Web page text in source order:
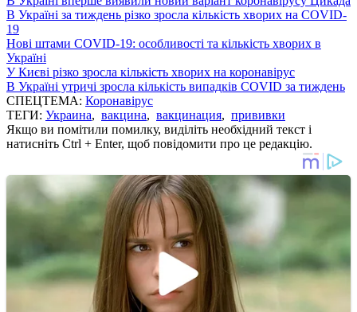
В Україні за тиждень різко зросла кількість хворих на COVID-
19
Нові штами COVID-19: особливості та кількість хворих в
Україні
У Києві різко зросла кількість хворих на коронавірус
В Україні утричі зросла кількість випадків COVID за тиждень
СПЕЦТЕМА: Коронавірус
ТЕГИ: Украина, вакцина, вакцинация, прививки
Якщо ви помітили помилку, виділіть необхідний текст і
натисніть Ctrl + Enter, щоб повідомити про це редакцію.